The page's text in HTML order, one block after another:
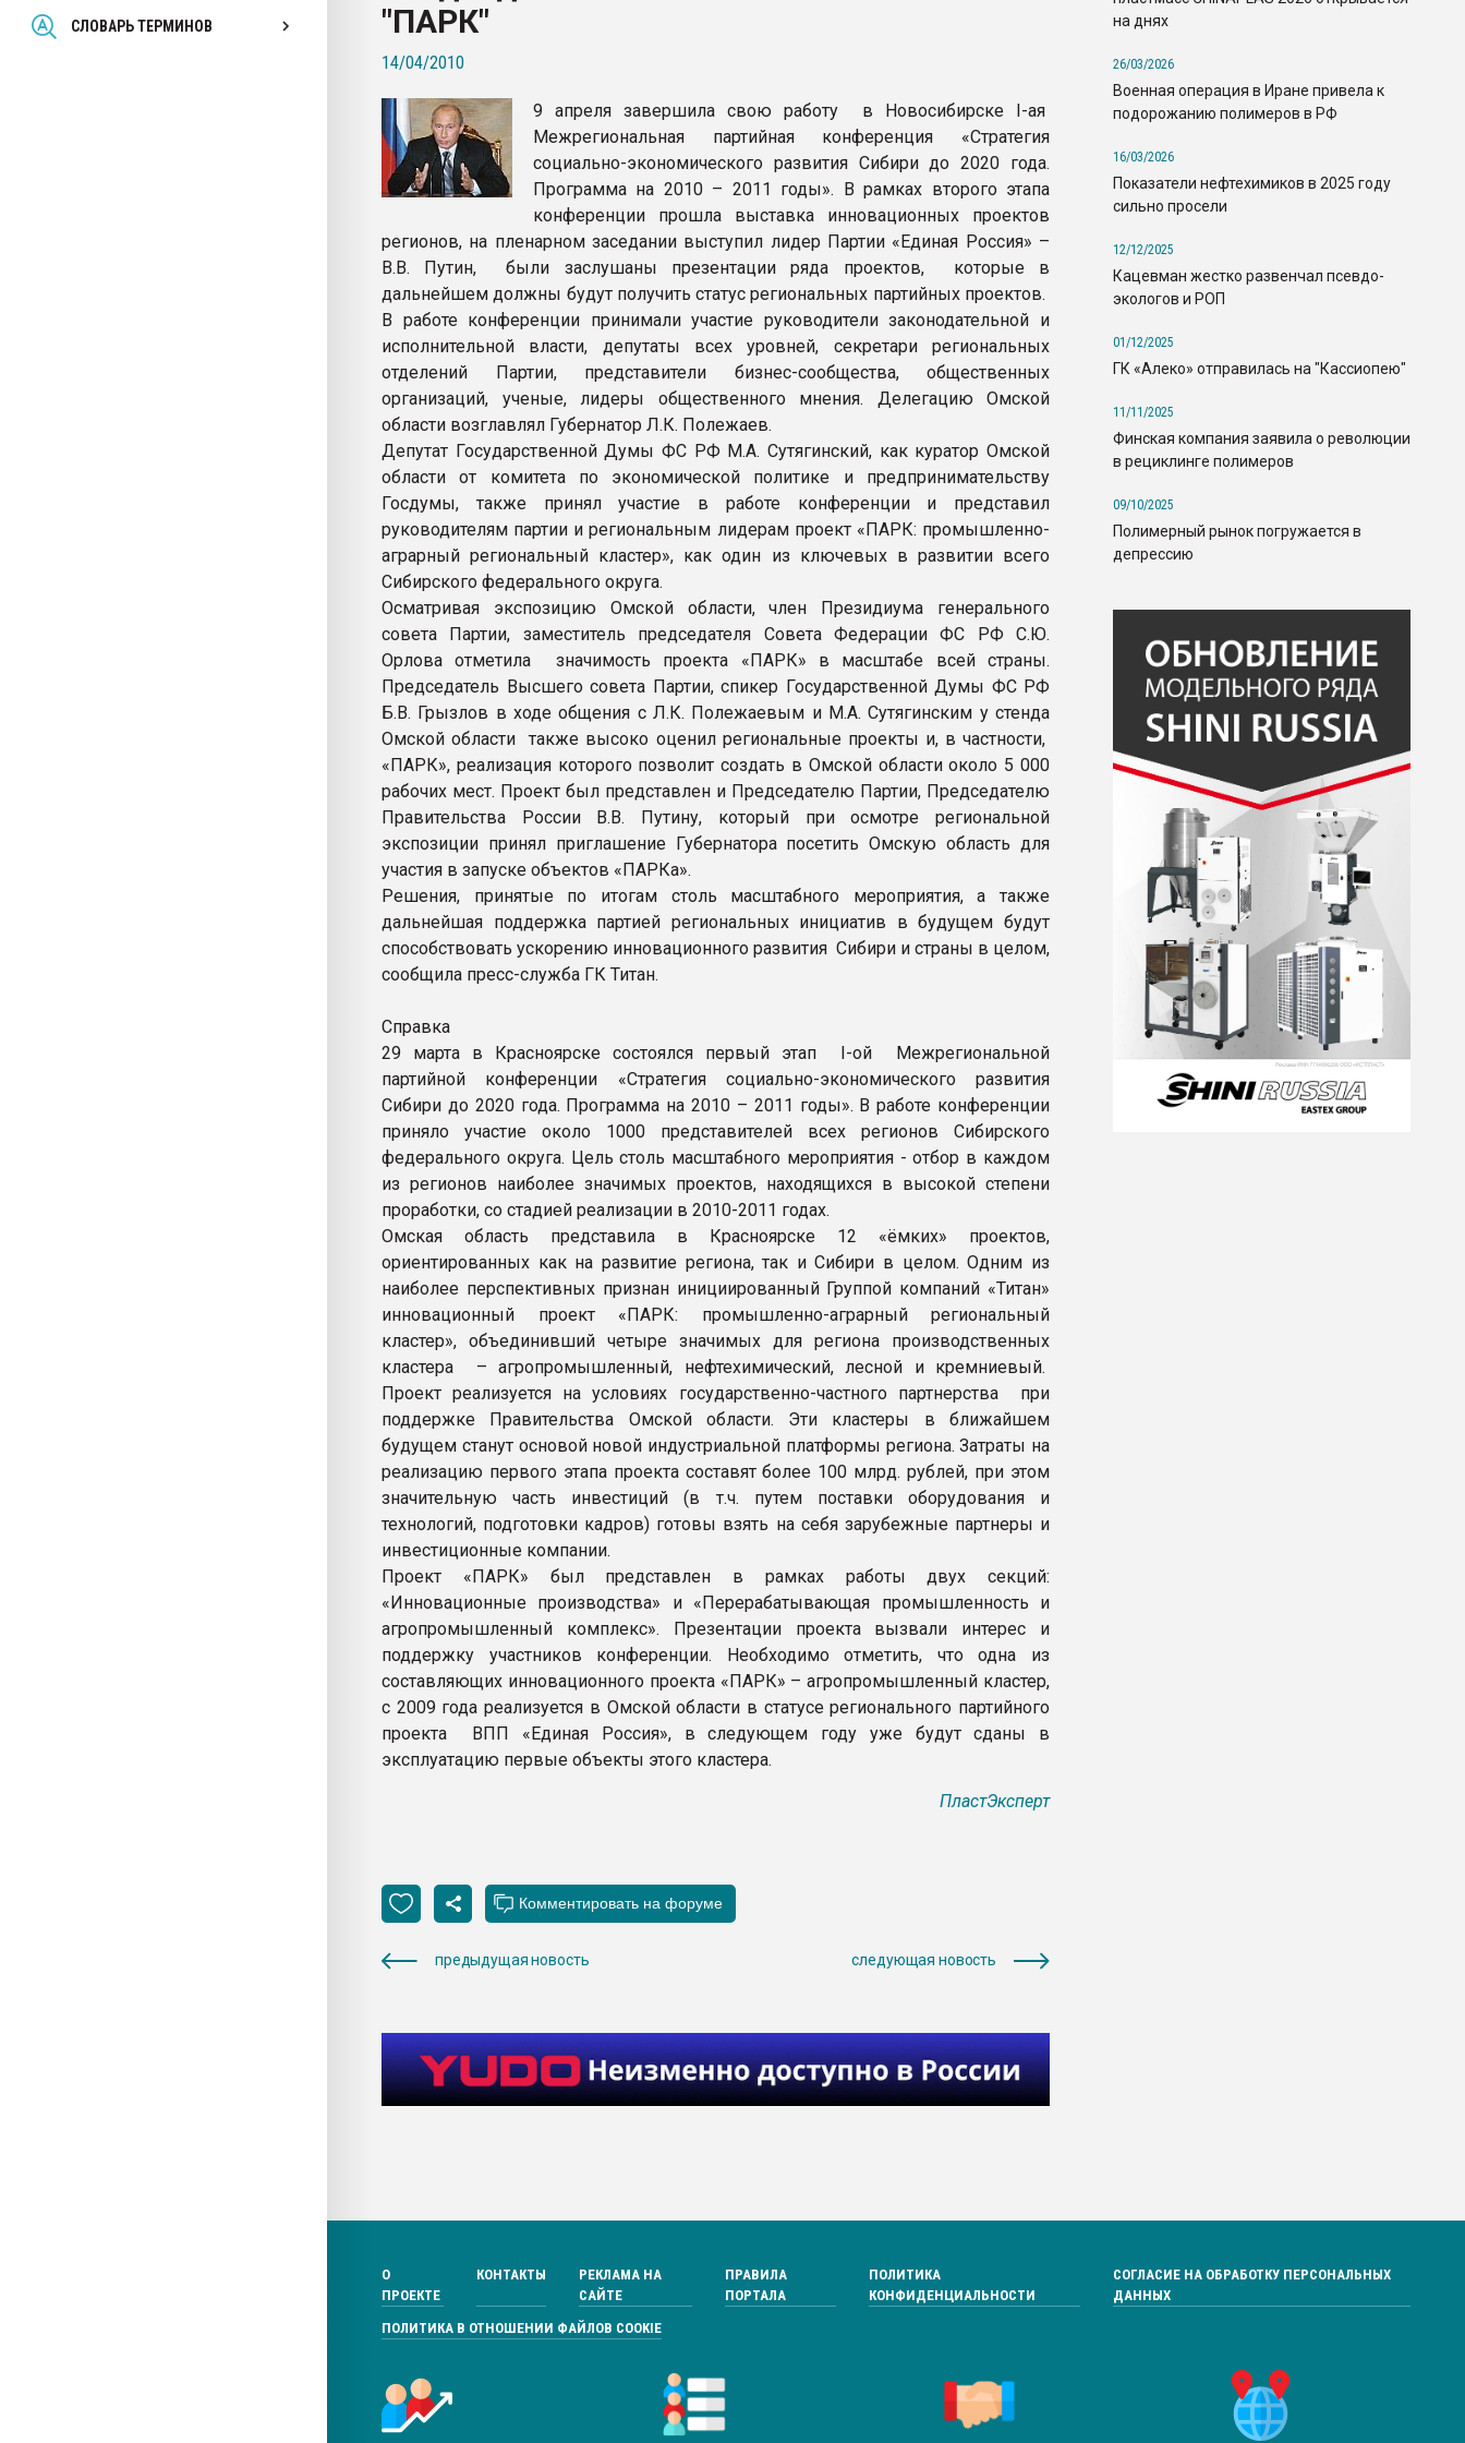
СЛОВАРЬ ТЕРМИНОВ
Всё, что касается выдува ПЭТ
ПЕРЕЙТИ НА ФОРУМ
"ПАРК"
14/04/2010
9 апреля завершила свою работу в Новосибирске I-ая
Межрегиональная партийная конференция «Стратегия
социально-экономического развития Сибири до 2020 года.
Программа на 2010 – 2011 годы». В рамках второго этапа
конференции прошла выставка инновационных проектов
регионов, на пленарном заседании выступил лидер Партии «Единая Россия» –
В.В. Путин, были заслушаны презентации ряда проектов, которые в
дальнейшем должны будут получить статус региональных партийных проектов.
В работе конференции принимали участие руководители законодательной и
исполнительной власти, депутаты всех уровней, секретари региональных
отделений Партии, представители бизнес-сообщества, общественных
организаций, ученые, лидеры общественного мнения. Делегацию Омской
области возглавлял Губернатор Л.К. Полежаев.
Депутат Государственной Думы ФС РФ М.А. Сутягинский, как куратор Омской
области от комитета по экономической политике и предпринимательству
Госдумы, также принял участие в работе конференции и представил
руководителям партии и региональным лидерам проект «ПАРК: промышленно-
аграрный региональный кластер», как один из ключевых в развитии всего
Сибирского федерального округа.
Осматривая экспозицию Омской области, член Президиума генерального
совета Партии, заместитель председателя Совета Федерации ФС РФ С.Ю.
Орлова отметила значимость проекта «ПАРК» в масштабе всей страны.
Председатель Высшего совета Партии, спикер Государственной Думы ФС РФ
Б.В. Грызлов в ходе общения с Л.К. Полежаевым и М.А. Сутягинским у стенда
Омской области также высоко оценил региональные проекты и, в частности,
«ПАРК», реализация которого позволит создать в Омской области около 5 000
рабочих мест. Проект был представлен и Председателю Партии, Председателю
Правительства России В.В. Путину, который при осмотре региональной
экспозиции принял приглашение Губернатора посетить Омскую область для
участия в запуске объектов «ПАРКа».
Решения, принятые по итогам столь масштабного мероприятия, а также
дальнейшая поддержка партией региональных инициатив в будущем будут
способствовать ускорению инновационного развития Сибири и страны в целом,
сообщила пресс-служба ГК Титан.
Справка
29 марта в Красноярске состоялся первый этап I-ой Межрегиональной
партийной конференции «Стратегия социально-экономического развития
Сибири до 2020 года. Программа на 2010 – 2011 годы». В работе конференции
приняло участие около 1000 представителей всех регионов Сибирского
федерального округа. Цель столь масштабного мероприятия - отбор в каждом
из регионов наиболее значимых проектов, находящихся в высокой степени
проработки, со стадией реализации в 2010-2011 годах.
Омская область представила в Красноярске 12 «ёмких» проектов,
ориентированных как на развитие региона, так и Сибири в целом. Одним из
наиболее перспективных признан инициированный Группой компаний «Титан»
инновационный проект «ПАРК: промышленно-аграрный региональный
кластер», объединивший четыре значимых для региона производственных
кластера – агропромышленный, нефтехимический, лесной и кремниевый.
Проект реализуется на условиях государственно-частного партнерства при
поддержке Правительства Омской области. Эти кластеры в ближайшем
будущем станут основой новой индустриальной платформы региона. Затраты на
реализацию первого этапа проекта составят более 100 млрд. рублей, при этом
значительную часть инвестиций (в т.ч. путем поставки оборудования и
технологий, подготовки кадров) готовы взять на себя зарубежные партнеры и
инвестиционные компании.
Проект «ПАРК» был представлен в рамках работы двух секций:
«Инновационные производства» и «Перерабатывающая промышленность и
агропромышленный комплекс». Презентации проекта вызвали интерес и
поддержку участников конференции. Необходимо отметить, что одна из
составляющих инновационного проекта «ПАРК» – агропромышленный кластер,
с 2009 года реализуется в Омской области в статусе регионального партийного
проекта ВПП «Единая Россия», в следующем году уже будут сданы в
эксплуатацию первые объекты этого кластера.
ПластЭксперт
предыдущая новость следующая новость
на днях
26/03/2026
Военная операция в Иране привела к
подорожанию полимеров в РФ
16/03/2026
Показатели нефтехимиков в 2025 году
сильно просели
12/12/2025
Кацевман жестко развенчал псевдо-
экологов и РОП
01/12/2025
ГК «Алеко» отправилась на "Кассиопею"
11/11/2025
Финская компания заявила о революции
в рециклинге полимеров
09/10/2025
Полимерный рынок погружается в
депрессию
О
ПРОЕКТЕ
КОНТАКТЫ
РЕКЛАМА НА
САЙТЕ
ПРАВИЛА
ПОРТАЛА
ПОЛИТИКА
КОНФИДЕНЦИАЛЬНОСТИ
СОГЛАСИЕ НА ОБРАБОТКУ ПЕРСОНАЛЬНЫХ
ДАННЫХ
ПОЛИТИКА В ОТНОШЕНИИ ФАЙЛОВ COOKIE